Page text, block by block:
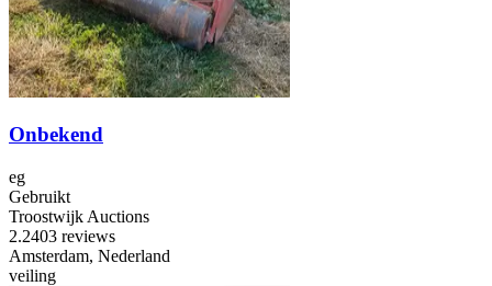
Onbekend
eg
Gebruikt
Troostwijk Auctions
2.2403 reviews
Amsterdam, Nederland
veiling